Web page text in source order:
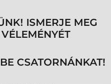
ISMERJE MEG
CSATORNÁNKAT!